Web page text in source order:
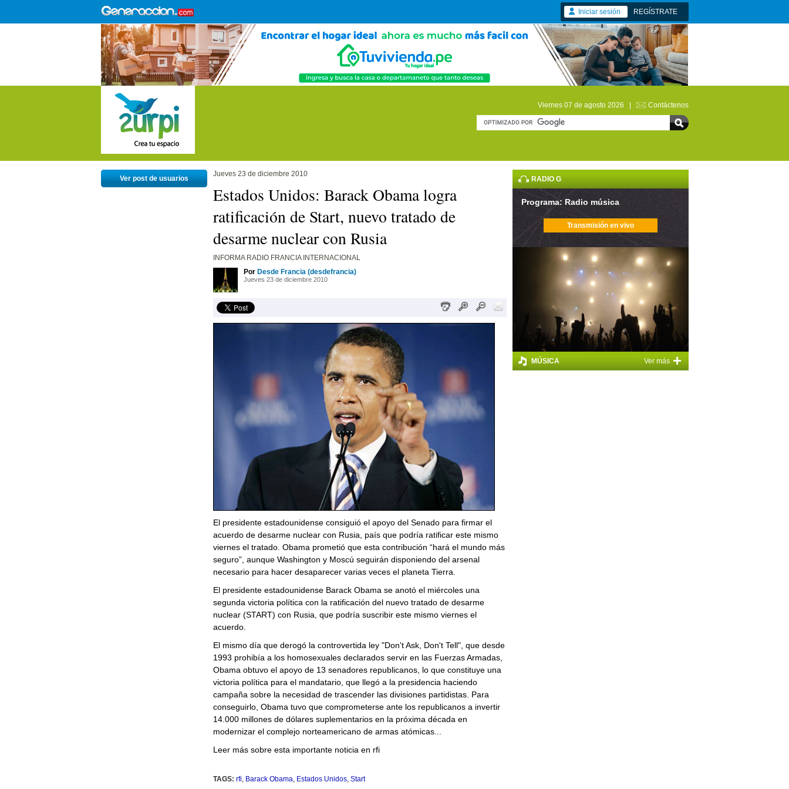
Iniciar sesión REGÍSTRATE
Viernes 07 de agosto 2026 | Contáctenos
Ver post de usuarios
Jueves 23 de diciembre 2010
Estados Unidos: Barack Obama logra
ratificación de Start, nuevo tratado de
desarme nuclear con Rusia
INFORMA RADIO FRANCIA INTERNACIONAL
Por Desde Francia (desdefrancia)
Jueves 23 de diciembre 2010
El presidente estadounidense consiguió el apoyo del Senado para firmar el
acuerdo de desarme nuclear con Rusia, país que podría ratificar este mismo
viernes el tratado. Obama prometió que esta contribución “hará el mundo más
seguro”, aunque Washington y Moscú seguirán disponiendo del arsenal
necesario para hacer desaparecer varias veces el planeta Tierra.
El presidente estadounidense Barack Obama se anotó el miércoles una
segunda victoria política con la ratificación del nuevo tratado de desarme
nuclear (START) con Rusia, que podría suscribir este mismo viernes el
acuerdo.
El mismo día que derogó la controvertida ley "Don't Ask, Don't Tell", que desde
1993 prohibía a los homosexuales declarados servir en las Fuerzas Armadas,
Obama obtuvo el apoyo de 13 senadores republicanos, lo que constituye una
victoria política para el mandatario, que llegó a la presidencia haciendo
campaña sobre la necesidad de trascender las divisiones partidistas. Para
conseguirlo, Obama tuvo que comprometerse ante los republicanos a invertir
14.000 millones de dólares suplementarios en la próxima década en
modernizar el complejo norteamericano de armas atómicas...
Leer más sobre esta importante noticia en rfi
TAGS: rfi, Barack Obama, Estados Unidos, Start
RADIO G
Programa: Radio música
Transmisión en vivo
Ver más +
MÚSICA